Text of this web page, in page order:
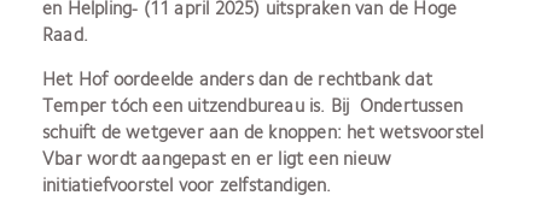
en Helpling- (11 april 2025) uitspraken van de Hoge
Raad.
Het Hof oordeelde anders dan de rechtbank dat
Temper tóch een uitzendbureau is. Bij Ondertussen
schuift de wetgever aan de knoppen: het wetsvoorstel
Vbar wordt aangepast en er ligt een nieuw
initiatiefvoorstel voor zelfstandigen.